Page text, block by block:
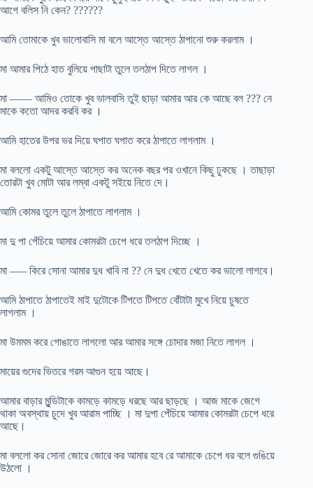
আগে বলিস নি কেন? ??????
আমি তোমাকে খুব ভালোবাসি মা বলে আস্তে আস্তে ঠাপানো শুরু করলাম ।
মা আমার পিঠে হাত বুলিয়ে পাছাটা তুলে তলঠাপ দিতে লাগল ।
মা —— আমিও তোকে খুব ভালবাসি তুই ছাড়া আমার আর কে আছে বল ??? নে
মাকে কতো আদর করবি কর ।
আমি হাতের উপর ভর দিয়ে ঘপাত ঘপাত করে ঠাপাতে লাগলাম ।
মা বললো একটু আস্তে আস্তে কর অনেক বছর পর ওখানে কিছু ঢুকছে । তাছাড়া
তোরটা খুব মোটা আর লম্বা একটু সইয়ে নিতে দে।
আমি কোমর তুলে তুলে ঠাপাতে লাগলাম ।
মা দু পা পেঁচিয়ে আমার কোমরটা চেপে ধরে তলঠাপ দিচ্ছে ।
মা —– কিরে সোনা আমার দুধ খাবি না ?? নে দুধ খেতে খেতে কর ভালো লাগবে।
আমি ঠাপাতে ঠাপাতেই মাই দুটোকে টিপতে টিপতে বোঁটাটা মুখে নিয়ে চুষতে
লাগলাম ।
মা উমমম করে গোঙাতে লাগলো আর আমার সঙ্গে চোদার মজা নিতে লাগল ।
মায়ের গুদের ভিতরে গরম আগুন হয়ে আছে।
আমার বাড়ার মুন্ডিটাকে কামড়ে কামড়ে ধরছে আর ছাড়ছে । আজ মাকে জেগে
থাকা অবস্থায় চুদে খুব আরাম পাচ্ছি । মা দুপা পেঁচিয়ে আমার কোমরটা চেপে ধরে
আছে।
মা বললো কর সোনা জোরে জোরে কর আমার হবে রে আমাকে চেপে ধর বলে গুঙিয়ে
উঠলো ।